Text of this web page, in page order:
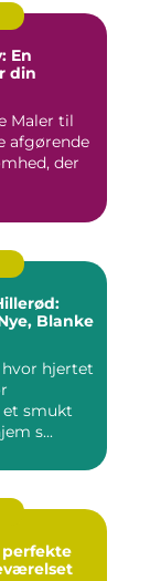
En
din
Maler til
afgørende
der
Blanke
hjertet
smukt
s...
perfekte